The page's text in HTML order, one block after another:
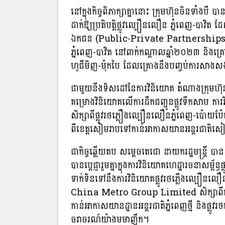
នៅក្នុងកិច្ចពិភាក្សាគ្នានោះ ក្រុមហ៊ុនចិនទាំងបី
ដាក់ឱ្យប្រតិបត្តិផ្លូវល្បឿនលឿន ភ្នំពេញ-បាវិត ដ
ឯកជន (Public-Private Partnerships)
ភ្នំពេញ-បាវិត នៅពាក់កណ្តាលឆ្នាំ២០២៣ និង
ហូជីមិញ-ម៉ុកបៃ ដែលគ្រោងនឹងបញ្ចប់ការសាង
ជាមួយនឹងទិសដៅនៃការវិនិយោគ តំណាងក្រុមហ៊ុន
គម្រោងវិនិយោគលើការដឹកជញ្ជូនផ្លូវទឹកសាប ក
សិក្សាពីផ្លូវរថភ្លឿងល្បឿនលឿនភ្នំពេញ-ប៉ោយ
ពីខេត្តសៀមរាបទៅកាន់អាកាសយានអន្តរជាតិស
ជាកិច្ចឆ្លើយតប សម្តេចតេជោ នាយករដ្ឋមន្រ្តី
បានប្តេជ្ញារួមគ្នាក្នុងការវិនិយោគហេដ្ឋារចន
ទាក់ទិនទៅនឹងការវិនិយោគផ្លូវរថភ្លើងល្បឿនល
China Metro Group Limited សិក្សាពីគ
កាន់អាកាសយានដ្ឋានអន្តរជាតិភ្នំពេញថ្មី និងផ្
ចរាចរណ៍យ៉ាងមមាញឹក។